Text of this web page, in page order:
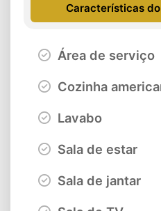
Características
Área de serviço
Cozinha
Lavabo
Sala de estar
Sala de jantar